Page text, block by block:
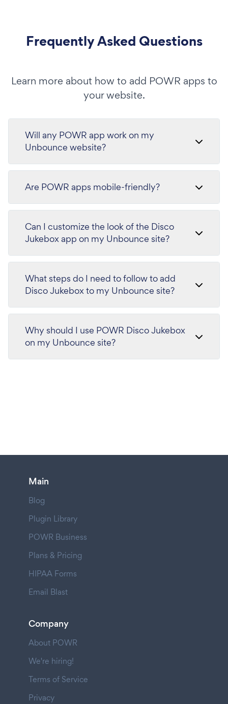
Frequently Asked Questions
Learn more about how to add POWR apps to
your website.
Will any POWR app work on my
Unbounce website?
Are POWR apps mobile-friendly?
Can I customize the look of the Disco
Jukebox app on my Unbounce site?
What steps do I need to follow to add
Disco Jukebox to my Unbounce site?
Why should I use POWR Disco Jukebox
on my Unbounce site?
Main
Blog
Plugin Library
POWR Business
Plans & Pricing
HIPAA Forms
Email Blast
Company
About POWR
We're hiring!
Terms of Service
Privacy